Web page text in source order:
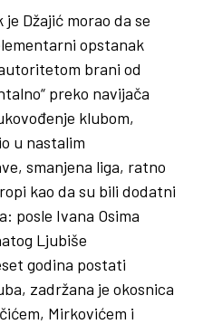
Džajić morao da se
opstanak
brani od
preko navijača
klubom,
u nastalim
smanjena liga, ratno
kao da su bili dodatni
posle Ivana Osima
Ljubiše
godina postati
zadržana je okosnica
Mirkovićem i